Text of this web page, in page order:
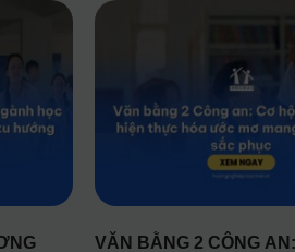
VĂN BẰNG 2 CÔNG